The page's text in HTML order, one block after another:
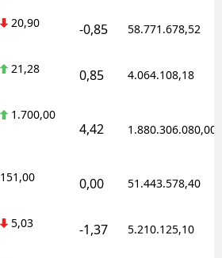
20,90 -0,85 58.771.678,52
21,28 0,85 4.064.108,18
1.700,00
4,42 1.880.306.080,00
151,00 0,00 51.443.578,40
5,03 -1,37 5.210.125,10